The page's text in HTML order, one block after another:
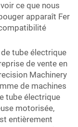
ce que nous
apparaît Fer
tube électrique
de vente en
Machinery
de machines
tube électrique
motorisée,
entièrement